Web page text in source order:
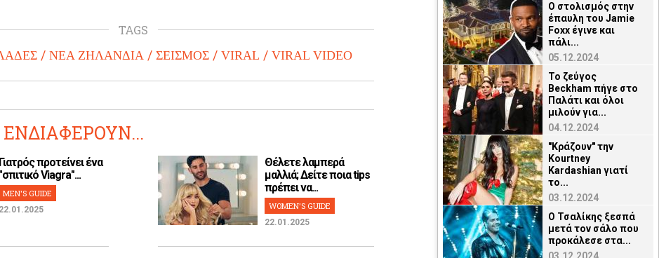
TAGS
ΝΕΑ ΖΗΛΑΝΔΙΑ ΣΕΙΣΜΟΣ VIRAL VIRAL VIDEO
ΕΝΔΙΑΦΕΡΟΥΝ...
Γιατρός προτείνει ένα
"σπιτικό Viagra"...
MEN'S GUIDE
22.01.2025
Θέλετε λαμπερά
μαλλιά; Δείτε ποια tips
πρέπει να...
WOMEN'S GUIDE
22.01.2025
Ο στολισμός στην
έπαυλη του Jamie
Foxx έγινε και
πάλι...
05.12.2024
Το ζεύγος
Beckham πήγε στο
Παλάτι και όλοι
μιλούν για...
04.12.2024
"Κράζουν" την
Kourtney
Kardashian γιατί
το...
03.12.2024
Ο Τσαλίκης ξεσπά
μετά τον σάλο που
προκάλεσε στα...